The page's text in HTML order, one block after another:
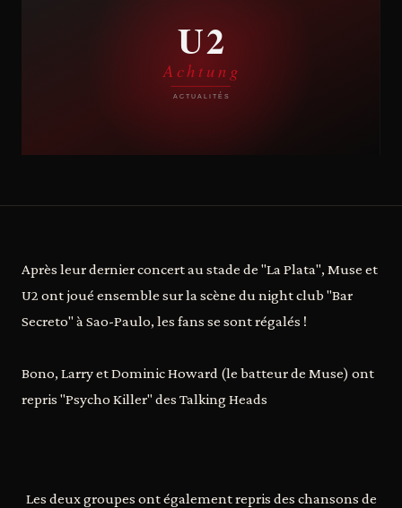
Après leur dernier concert au stade de "La Plata", Muse et
U2 ont joué ensemble sur la scène du night club "Bar
Secreto" à Sao-Paulo, les fans se sont régalés !
Bono, Larry et Dominic Howard (le batteur de Muse) ont
repris "Psycho Killer" des Talking Heads
Les deux groupes ont également repris des chansons de